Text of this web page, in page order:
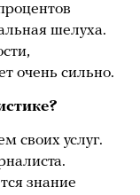
шелуха.
очень сильно.
своих услуг.
знание